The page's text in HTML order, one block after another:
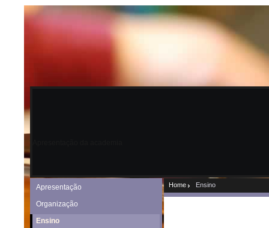
Apresentação
Organização
Ensino
Home Ensino